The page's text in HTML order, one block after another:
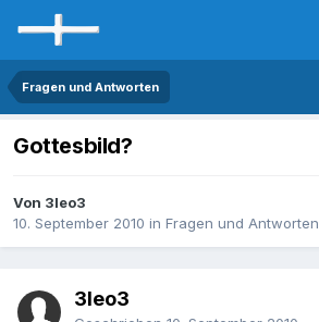
Fragen und Antworten
Gottesbild?
Von 3leo3
10. September 2010 in Fragen und Antworten
3leo3